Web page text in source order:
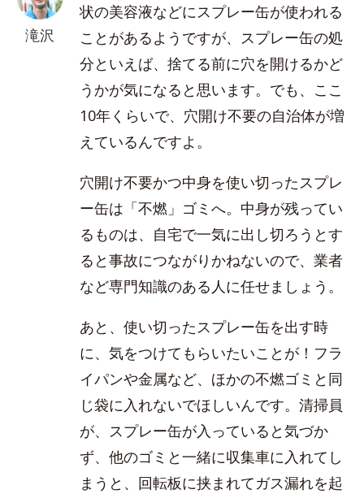
滝沢
状の美容液などにスプレー缶が使われる
ことがあるようですが、スプレー缶の処
分といえば、捨てる前に穴を開けるかど
うかが気になると思います。でも、ここ
10年くらいで、穴開け不要の自治体が増
えているんですよ。
穴開け不要かつ中身を使い切ったスプレ
ー缶は「不燃」ゴミへ。中身が残ってい
るものは、自宅で一気に出し切ろうとす
ると事故につながりかねないので、業者
など専門知識のある人に任せましょう。
あと、使い切ったスプレー缶を出す時
に、気をつけてもらいたいことが！フラ
イパンや金属など、ほかの不燃ゴミと同
じ袋に入れないでほしいんです。清掃員
が、スプレー缶が入っていると気づか
ず、他のゴミと一緒に収集車に入れてし
まうと、回転板に挟まれてガス漏れを起